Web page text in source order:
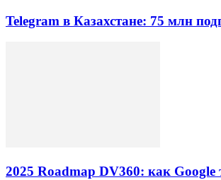
Telegram в Казахстане: 75 млн
2025 Roadmap DV360: как